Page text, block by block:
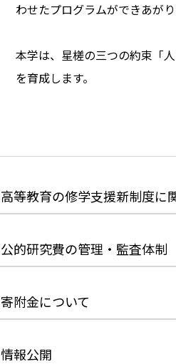
わせたプログラムができあが
本学は、星槎の三つの約束「
を育成します。
高等教育の修学支援新制度に
公的研究費の管理・監査体制
寄附金について
情報公開